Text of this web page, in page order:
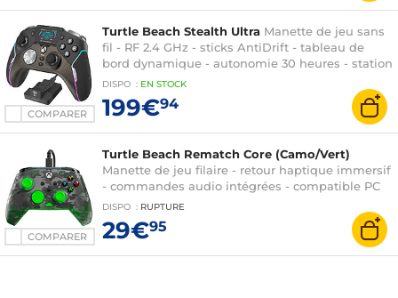
COMPARER
Turtle Beach Stealth Ultra Manette de jeu sans
fil - RF 2.4 GHz - sticks AntiDrift - tableau de
bord dynamique - autonomie 30 heures - station
de charge (PC/Xbox One/Xbox Series)
DISPO : EN STOCK
199€94
COMPARER
Turtle Beach Rematch Core (Camo/Vert)
Manette de jeu filaire - retour haptique immersif
- commandes audio intégrées - compatible PC
et Xbox Series X|S
DISPO : RUPTURE
29€95